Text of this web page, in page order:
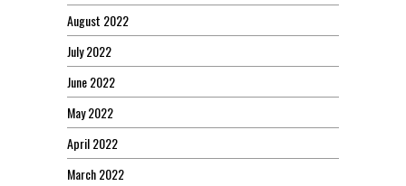
August 2022
July 2022
June 2022
May 2022
April 2022
March 2022